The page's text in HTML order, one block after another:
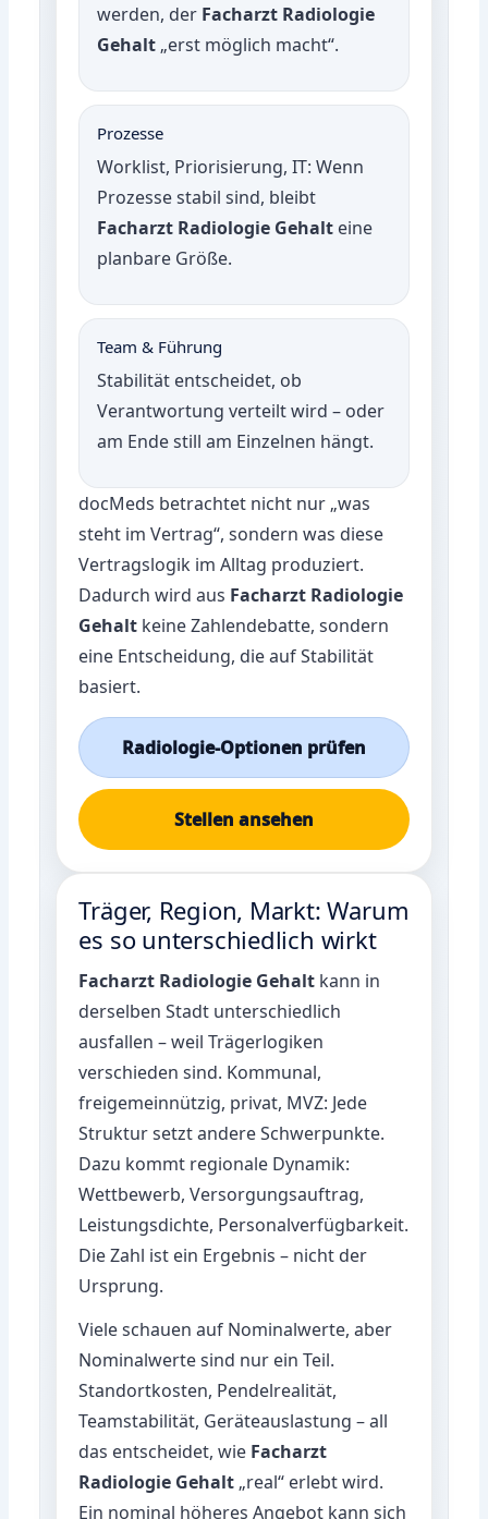
werden, der Facharzt Radiologie
Gehalt „erst möglich macht“.
Prozesse
Worklist, Priorisierung, IT: Wenn
Prozesse stabil sind, bleibt
Facharzt Radiologie Gehalt eine
planbare Größe.
Team & Führung
Stabilität entscheidet, ob
Verantwortung verteilt wird – oder
am Ende still am Einzelnen hängt.
docMeds betrachtet nicht nur „was
steht im Vertrag“, sondern was diese
Vertragslogik im Alltag produziert.
Dadurch wird aus Facharzt Radiologie
Gehalt keine Zahlendebatte, sondern
eine Entscheidung, die auf Stabilität
basiert.
Radiologie-Optionen prüfen
Stellen ansehen
Träger, Region, Markt: Warum
es so unterschiedlich wirkt
Facharzt Radiologie Gehalt kann in
derselben Stadt unterschiedlich
ausfallen – weil Trägerlogiken
verschieden sind. Kommunal,
freigemeinnützig, privat, MVZ: Jede
Struktur setzt andere Schwerpunkte.
Dazu kommt regionale Dynamik:
Wettbewerb, Versorgungsauftrag,
Leistungsdichte, Personalverfügbarkeit.
Die Zahl ist ein Ergebnis – nicht der
Ursprung.
Viele schauen auf Nominalwerte, aber
Nominalwerte sind nur ein Teil.
Standortkosten, Pendelrealität,
Teamstabilität, Geräteauslastung – all
das entscheidet, wie Facharzt
Radiologie Gehalt „real“ erlebt wird.
Ein nominal höheres Angebot kann sich